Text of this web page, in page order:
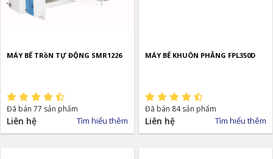
MÁY BẾ TRồN TỰ ĐỘNG SMR1226
Đã bán 77 sản phẩm
Liên hệ Tìm hiểu thêm
MÁY BẾ KHUÔN PHẲNG FPL350D
Đã bán 84 sản phẩm
Liên hệ Tìm hiểu thêm